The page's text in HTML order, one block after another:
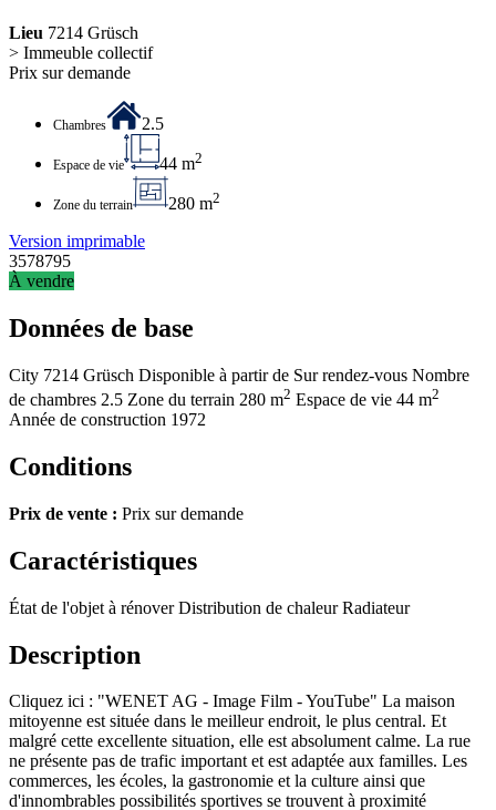
Lieu 7214 Grüsch
> Immeuble collectif
Prix sur demande
Chambres 2.5
Espace de vie 44 m2
Zone du terrain 280 m2
Version imprimable
3578795
À vendre
Données de base
City 7214 Grüsch Disponible à partir de Sur rendez-vous Nombre
de chambres 2.5 Zone du terrain 280 m2 Espace de vie 44 m2
Année de construction 1972
Conditions
Prix de vente : Prix sur demande
Caractéristiques
État de l'objet à rénover Distribution de chaleur Radiateur
Description
Cliquez ici : "WENET AG - Image Film - YouTube" La maison
mitoyenne est située dans le meilleur endroit, le plus central. Et
malgré cette excellente situation, elle est absolument calme. La rue
ne présente pas de trafic important et est adaptée aux familles. Les
commerces, les écoles, la gastronomie et la culture ainsi que
d'innombrables possibilités sportives se trouvent à proximité